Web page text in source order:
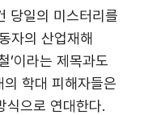
당일의 미스터리를
자의 산업재해
’이라는 제목과도
학대 피해자들은
식으로 연대한다.